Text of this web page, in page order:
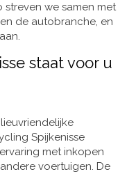
we samen met
de autobranche, en
staat voor u
Spijkenisse
met inkopen
voertuigen. De